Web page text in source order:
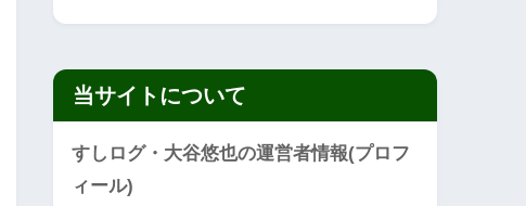
当サイトについて
すしログ・大谷悠也の運営者情報(プロフ
ィール)